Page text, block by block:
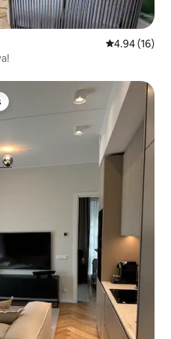
Calificación
4.94 (16)